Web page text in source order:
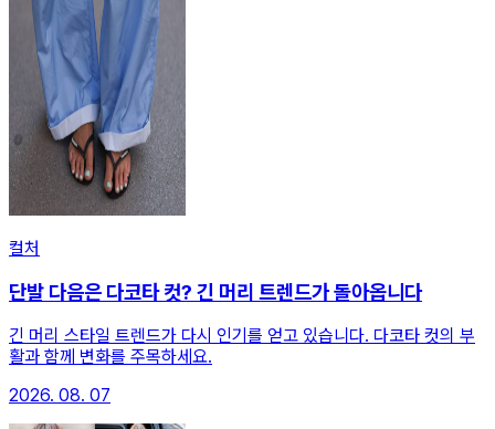
컬처
단발 다음은 다코타 컷? 긴 머리 트렌드가 돌아옵니다
긴 머리 스타일 트렌드가 다시 인기를 얻고 있습니다. 다코타 컷의 부
활과 함께 변화를 주목하세요.
2026. 08. 07